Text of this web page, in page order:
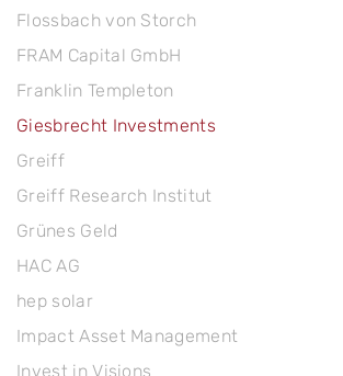
Flossbach von Storch
FRAM Capital GmbH
Franklin Templeton
Giesbrecht Investments
Greiff
Greiff Research Institut
Grünes Geld
HAC AG
hep solar
Impact Asset Management
Invest in Visions